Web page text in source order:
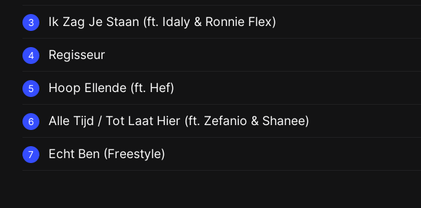
3 Ik Zag Je Staan (ft. Idaly & Ronnie Flex)
4 Regisseur
5 Hoop Ellende (ft. Hef)
6 Alle Tijd / Tot Laat Hier (ft. Zefanio & Shanee)
7 Echt Ben (Freestyle)